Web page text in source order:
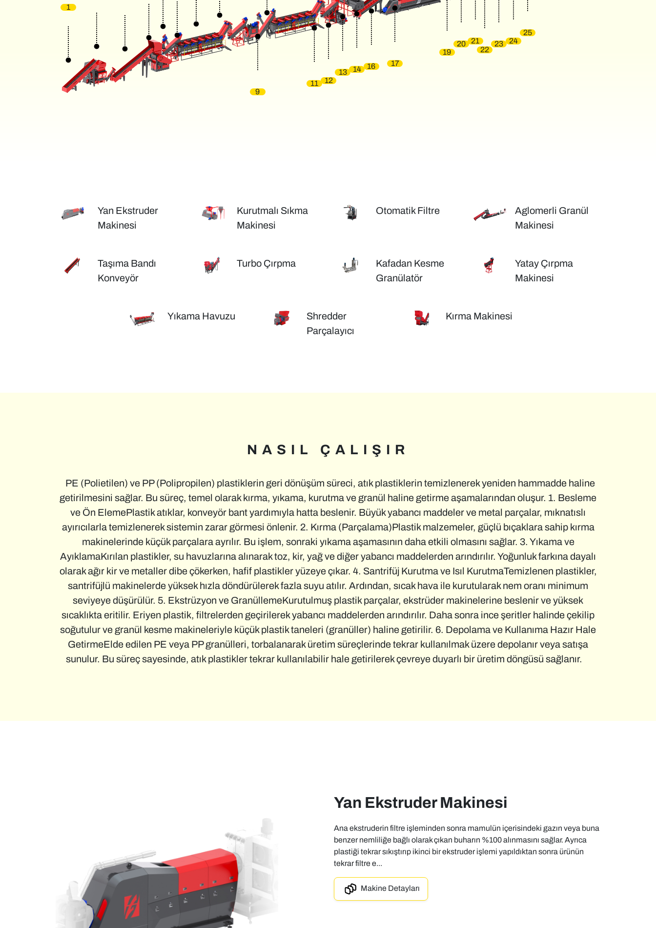
1
9
11 12
13 14 16 17
19
20
21
22
23 24
25
Yan Ekstruder
Makinesi
Kurutmalı Sıkma
Makinesi
Otomatik Filtre
Aglomerli Granül
Makinesi
Taşıma Bandı
Konveyör
Turbo Çırpma
Kafadan Kesme
Granülatör
Yatay Çırpma
Makinesi
Yıkama Havuzu
Shredder
Parçalayıcı
Kırma Makinesi
NASIL ÇALIŞIR
PE (Polietilen) ve PP (Polipropilen) plastiklerin geri dönüşüm süreci, atık plastiklerin temizlenerek yeniden hammadde haline
getirilmesini sağlar. Bu süreç, temel olarak kırma, yıkama, kurutma ve granül haline getirme aşamalarından oluşur. 1. Besleme
ve Ön ElemePlastik atıklar, konveyör bant yardımıyla hatta beslenir. Büyük yabancı maddeler ve metal parçalar, mıknatıslı
ayırıcılarla temizlenerek sistemin zarar görmesi önlenir. 2. Kırma (Parçalama)Plastik malzemeler, güçlü bıçaklara sahip kırma
makinelerinde küçük parçalara ayrılır. Bu işlem, sonraki yıkama aşamasının daha etkili olmasını sağlar. 3. Yıkama ve
AyıklamaKırılan plastikler, su havuzlarına alınarak toz, kir, yağ ve diğer yabancı maddelerden arındırılır. Yoğunluk farkına dayalı
olarak ağır kir ve metaller dibe çökerken, hafif plastikler yüzeye çıkar. 4. Santrifüj Kurutma ve Isıl KurutmaTemizlenen plastikler,
santrifüjlü makinelerde yüksek hızla döndürülerek fazla suyu atılır. Ardından, sıcak hava ile kurutularak nem oranı minimum
seviyeye düşürülür. 5. Ekstrüzyon ve GranüllemeKurutulmuş plastik parçalar, ekstrüder makinelerine beslenir ve yüksek
sıcaklıkta eritilir. Eriyen plastik, filtrelerden geçirilerek yabancı maddelerden arındırılır. Daha sonra ince şeritler halinde çekilip
soğutulur ve granül kesme makineleriyle küçük plastik taneleri (granüller) haline getirilir. 6. Depolama ve Kullanıma Hazır Hale
GetirmeElde edilen PE veya PP granülleri, torbalanarak üretim süreçlerinde tekrar kullanılmak üzere depolanır veya satışa
sunulur. Bu süreç sayesinde, atık plastikler tekrar kullanılabilir hale getirilerek çevreye duyarlı bir üretim döngüsü sağlanır.
Yan Ekstruder Makinesi
Ana ekstruderin filtre işleminden sonra mamulün içerisindeki gazın veya buna
benzer nemliliğe bağlı olarak çıkan buharın %100 alınmasını sağlar. Ayrıca
plastiği tekrar sıkıştırıp ikinci bir ekstruder işlemi yapıldıktan sonra ürünün
tekrar filtre e...
Makine Detayları